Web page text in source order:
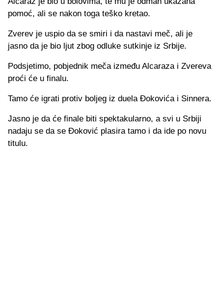
pomoć, ali se nakon toga teško kretao.
Zverev je uspio da se smiri i da nastavi meč, ali je
jasno da je bio ljut zbog odluke sutkinje iz Srbije.
Podsjetimo, pobjednik meča između Alcaraza i Zvereva
proći će u finalu.
Tamo će igrati protiv boljeg iz duela Đokovića i Sinnera.
Jasno je da će finale biti spektakularno, a svi u Srbiji
nadaju se da se Đoković plasira tamo i da ide po novu
titulu.